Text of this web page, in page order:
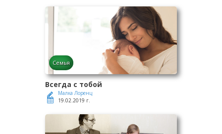
Семья
Всегда с тобой
Малка Лоренц
19.02.2019 г.